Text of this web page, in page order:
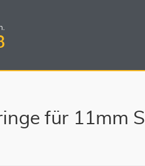
für 11mm